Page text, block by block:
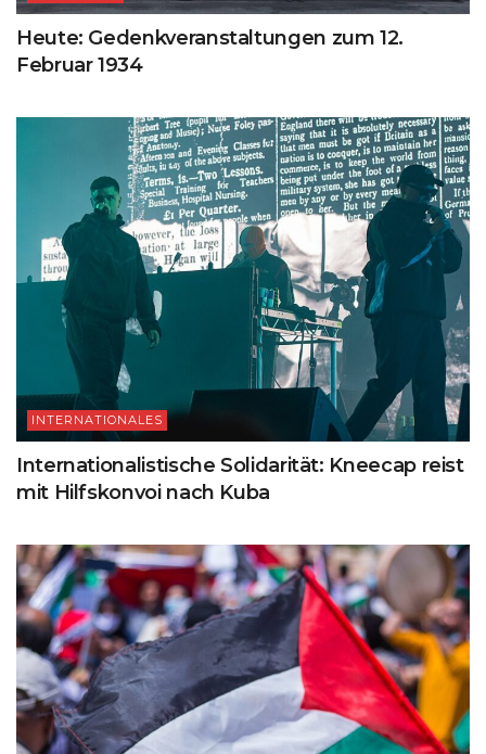
Heute: Gedenkveranstaltungen zum 12.
Februar 1934
INTERNATIONALES
Internationalistische Solidarität: Kneecap reist
mit Hilfskonvoi nach Kuba